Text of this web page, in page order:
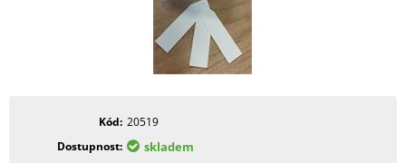
Kód 20519
Dostupnost
skladem